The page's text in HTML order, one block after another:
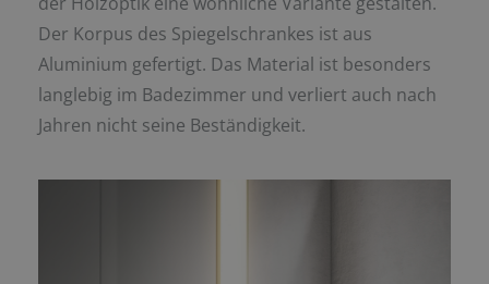
Der Korpus des Spiegelschrankes ist aus
Aluminium gefertigt. Das Material ist besonders
langlebig im Badezimmer und verliert auch nach
Jahren nicht seine Beständigkeit.